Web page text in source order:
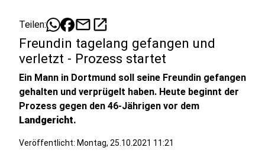
Teilen: mailopen_in_new
Freundin tagelang gefangen und
verletzt - Prozess startet
Ein Mann in Dortmund soll seine Freundin gefangen
gehalten und verprügelt haben. Heute beginnt der
Prozess gegen den 46-Jährigen vor dem
Landgericht.
Veröffentlicht: Montag, 25.10.2021 11:21